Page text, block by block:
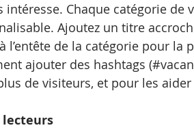
Chaque catégorie de
Ajoutez un titre
l’entête de la catégorie pour la
ajouter des hashtags
de visiteurs, et pour les
lecteurs